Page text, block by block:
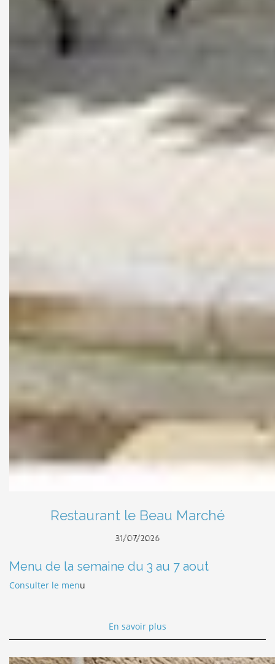
Restaurant le Beau Marché
31/07/2026
Menu de la semaine du 3 au 7 aout
Consulter le menu
En savoir plus